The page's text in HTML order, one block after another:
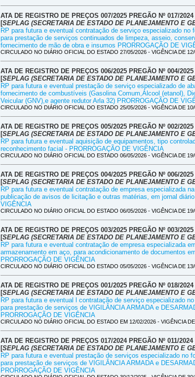
ATA DE REGISTRO DE PREÇOS 007/2025 PREGÃO Nº 017/2024
[SEPLAG (SECRETARIA DE ESTADO DE PLANEJAMENTO E
RP para futura e eventual contratação de serviço especializado no
para prestação de serviços continuados de limpeza, asseio,
fornecimento de mão de obra e insumos PRORROGAÇÃO DE
CIRCULADO NO DIÁRIO OFICIAL DO ESTADO 27/05/2026 - VIGÊNCIA DE
ATA DE REGISTRO DE PREÇOS 006/2025 PREGÃO Nº 004/2025
[SEPLAG (SECRETARIA DE ESTADO DE PLANEJAMENTO E
RP para futura e eventual prestação de serviço especializado de
fornecimento de combustíveis (Gasolina Comum,Álcool (etanol),
Veicular (GNV),e agente redutor Arla 32) PRORROGAÇÃO DE
CIRCULADO NO DIÁRIO OFICIAL DO ESTADO 25/05/2026 - VIGÊNCIA DE
ATA DE REGISTRO DE PREÇOS 005/2025 PREGÃO Nº 002/2025
[SEPLAG (SECRETARIA DE ESTADO DE PLANEJAMENTO E
RP para futura e eventual aquisição de equipamentos, tipo
reconhecimento facial - PRORROGAÇÃO DE VIGÊNCIA
CIRCULADO NO DIÁRIO OFICIAL DO ESTADO 06/05/2026 - VIGÊNCIA DE
ATA DE REGISTRO DE PREÇOS 004/2025 PREGÃO Nº 006/2025
[SEPLAG (SECRETARIA DE ESTADO DE PLANEJAMENTO E
RP para futura e eventual contratação de empresa especializada
publicação de avisos de licitação e outras matérias, em jornal
VIGÊNCIA
CIRCULADO NO DIÁRIO OFICIAL DO ESTADO 06/05/2026 - VIGÊNCIA DE
ATA DE REGISTRO DE PREÇOS 003/2025 PREGÃO Nº 003/2025
[SEPLAG (SECRETARIA DE ESTADO DE PLANEJAMENTO E
RP para futura e eventual contratação de empresa especializada
armazenamento em aço, para acondicionamento de documentos
PRORROGAÇÃO DE VIGÊNCIA
CIRCULADO NO DIÁRIO OFICIAL DO ESTADO 05/05/2026 - VIGÊNCIA DE
ATA DE REGISTRO DE PREÇOS 001/2025 PREGÃO Nº 018/2024
[SEPLAG (SECRETARIA DE ESTADO DE PLANEJAMENTO E
RP para futura e eventual l contratação de serviço especializado
para prestação de serviços de VIGILÂNCIA ARMADA e
PRORROGAÇÃO DE VIGÊNCIA
CIRCULADO NO DIÁRIO OFICIAL DO ESTADO EM 12/02/2026 - VIGÊNCIA
ATA DE REGISTRO DE PREÇOS 017/2024 PREGÃO Nº 011/2024
[SEPLAG (SECRETARIA DE ESTADO DE PLANEJAMENTO E
RP para futura e eventual prestação de serviços especializado no
para prestação de serviços de VIGILÂNCIA ARMADA e
PRORROGAÇÃO DE VIGÊNCIA